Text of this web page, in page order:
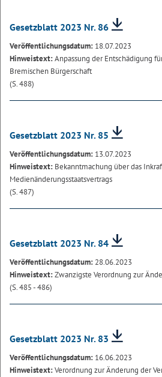
Gesetzblatt 2023 Nr. 86
Veröffentlichungsdatum: 18.07.2023
Hinweistext:Anpassung der Entschädigung
Bremischen Bürgerschaft
(S. 488)
Gesetzblatt 2023 Nr. 85
Veröffentlichungsdatum: 13.07.2023
Hinweistext: Bekanntmachung über das
Medienänderungsstaatsvertrags
(S. 487)
Gesetzblatt 2023 Nr. 84
Veröffentlichungsdatum: 28.06.2023
Hinweistext:Zwanzigste Verordnung zur
(S. 485 - 486)
Gesetzblatt 2023 Nr. 83
Veröffentlichungsdatum: 16.06.2023
Hinweistext:Verordnung zur Änderung der